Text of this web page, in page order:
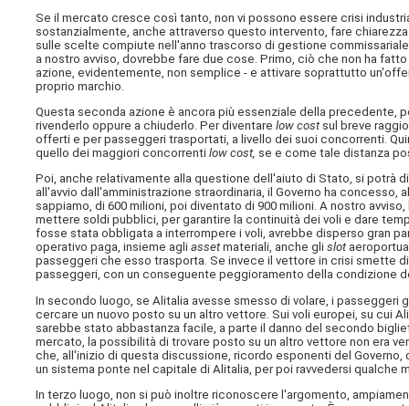
Se il mercato cresce così tanto, non vi possono essere crisi
sostanzialmente, anche attraverso questo intervento, fare
sulle scelte compiute nell'anno trascorso di gestione
a nostro avviso, dovrebbe fare due cose. Primo, ciò che non ha
azione, evidentemente, non semplice - e attivare soprattutto
proprio marchio.
Questa seconda azione è ancora più essenziale della precedente,
rivenderlo oppure a chiuderlo. Per diventarelow costsul breve
offerti e per passeggeri trasportati, a livello dei suoi concorrenti.
quello dei maggiori concorrentilow cost, se e come tale distanza
Poi, anche relativamente alla questione dell'aiuto di Stato, si potrà
all'avvio dall'amministrazione straordinaria, il Governo ha
sappiamo, di 600 milioni, poi diventato di 900 milioni. A nostro
mettere soldi pubblici, per garantire la continuità dei voli e dare
fosse stata obbligata a interrompere i voli, avrebbe disperso gran
operativo paga, insieme agliassetmateriali, anche glislot
passeggeri che esso trasporta. Se invece il vettore in crisi smette
passeggeri, con un conseguente peggioramento della condizione
In secondo luogo, se Alitalia avesse smesso di volare, i
cercare un nuovo posto su un altro vettore. Sui voli europei, su cui
sarebbe stato abbastanza facile, a parte il danno del secondo
mercato, la possibilità di trovare posto su un altro vettore non era
che, all'inizio di questa discussione, ricordo esponenti del
un sistema ponte nel capitale di Alitalia, per poi ravvedersi qualche
In terzo luogo, non si può inoltre riconoscere l'argomento,